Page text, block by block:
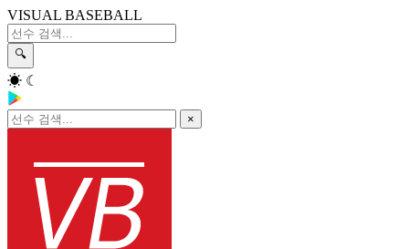
VISUAL BASEBALL
🔍
☀ ☾
×